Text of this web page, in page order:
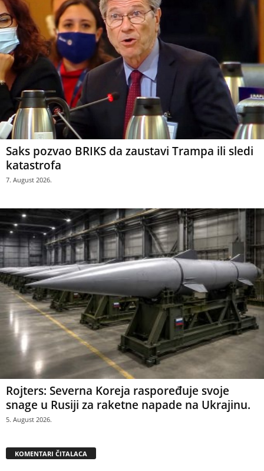
Saks pozvao BRIKS da zaustavi Trampa ili sledi
katastrofa
7. August 2026.
Rojters: Severna Koreja raspoređuje svoje
snage u Rusiji za raketne napade na Ukrajinu.
5. August 2026.
KOMENTARI ČITALACA